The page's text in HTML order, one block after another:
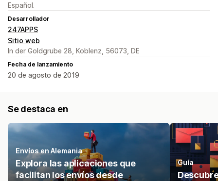
Español.
Desarrollador
247APPS
Sitio web
In der Goldgrube 28, Koblenz, 56073, DE
Fecha de lanzamiento
20 de agosto de 2019
Se destaca en
Envíos en Alemania
Explora las aplicaciones que
facilitan los envíos desde
Guía